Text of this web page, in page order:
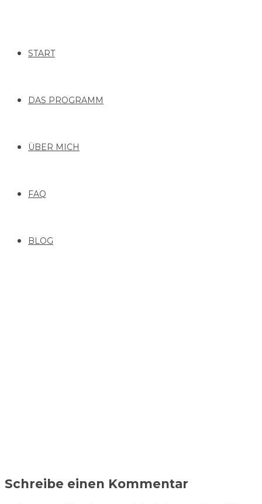
START
DAS PROGRAMM
ÜBER MICH
FAQ
BLOG
Schreibe einen Kommentar